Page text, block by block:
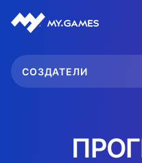
СОЗДАТЕЛИ